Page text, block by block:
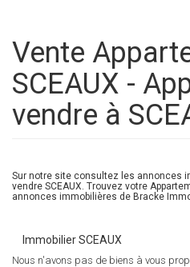
Vente Appartement
SCEAUX -
vendre à
Sur notre site consultez les annonces
vendre SCEAUX. Trouvez votre
annonces immobilières de Bracke
Immobilier SCEAUX
Nous n'avons pas de biens à vous